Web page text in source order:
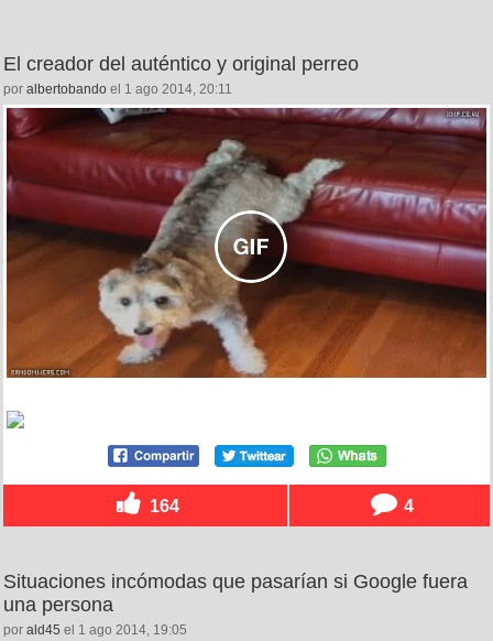
El creador del auténtico y original perreo
por albertobando el 1 ago 2014, 20:11
164 4
Situaciones incómodas que pasarían si Google fuera
una persona
por ald45 el 1 ago 2014, 19:05